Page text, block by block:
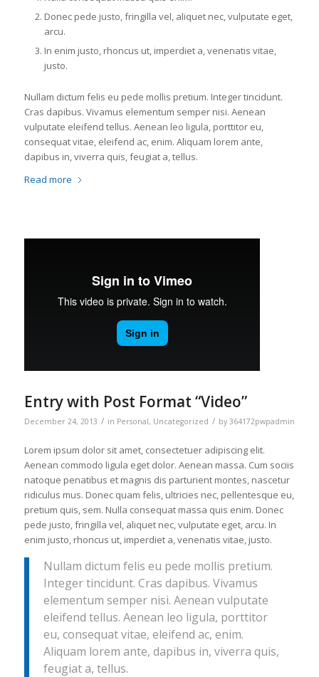
Donec pede justo, fringilla vel, aliquet nec, vulputate eget,
arcu.
In enim justo, rhoncus ut, imperdiet a, venenatis vitae,
justo.
Nullam dictum felis eu pede mollis pretium. Integer tincidunt.
Cras dapibus. Vivamus elementum semper nisi. Aenean
vulputate eleifend tellus. Aenean leo ligula, porttitor eu,
consequat vitae, eleifend ac, enim. Aliquam lorem ante,
dapibus in, viverra quis, feugiat a, tellus.
Read more
Entry with Post Format “Video”
December 24, 2013 / in Personal, Uncategorized / by 364172pwpadmin
Lorem ipsum dolor sit amet, consectetuer adipiscing elit.
Aenean commodo ligula eget dolor. Aenean massa. Cum sociis
natoque penatibus et magnis dis parturient montes, nascetur
ridiculus mus. Donec quam felis, ultricies nec, pellentesque eu,
pretium quis, sem. Nulla consequat massa quis enim. Donec
pede justo, fringilla vel, aliquet nec, vulputate eget, arcu. In
enim justo, rhoncus ut, imperdiet a, venenatis vitae, justo.
Nullam dictum felis eu pede mollis pretium.
Integer tincidunt. Cras dapibus. Vivamus
elementum semper nisi. Aenean vulputate
eleifend tellus. Aenean leo ligula, porttitor
eu, consequat vitae, eleifend ac, enim.
Aliquam lorem ante, dapibus in, viverra quis,
feugiat a, tellus.